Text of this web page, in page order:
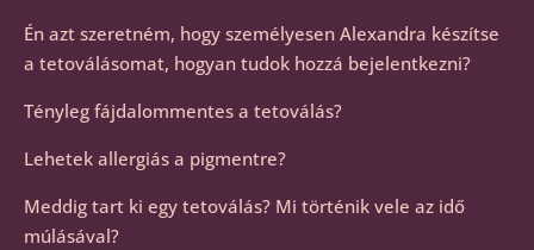
Én azt szeretném, hogy személyesen Alexandra készítse
a tetoválásomat, hogyan tudok hozzá bejelentkezni?
Tényleg fájdalommentes a tetoválás?
Lehetek allergiás a pigmentre?
Meddig tart ki egy tetoválás? Mi történik vele az idő
múlásával?